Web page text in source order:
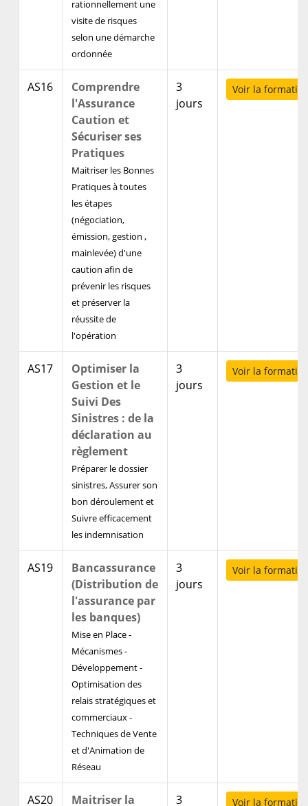
rationnellement une
visite de risques
selon une démarche
ordonnée
AS16
Comprendre
l'Assurance
Caution et
Sécuriser ses
Pratiques
Maitriser les Bonnes
Pratiques à toutes
les étapes
(négociation,
émission, gestion ,
mainlevée) d'une
caution afin de
prévenir les risques
et préserver la
réussite de
l'opération
3
jours
Voir la
AS17
Optimiser la
Gestion et le
Suivi Des
Sinistres : de la
déclaration au
règlement
Préparer le dossier
sinistres, Assurer son
bon déroulement et
Suivre efficacement
les indemnisation
3
jours
Voir la
AS19
Bancassurance
(Distribution de
l'assurance par
les banques)
Mise en Place -
Mécanismes -
Développement -
Optimisation des
relais stratégiques et
commerciaux -
Techniques de Vente
et d'Animation de
Réseau
3
jours
Voir la
AS20 Maitriser la 3 Voir la